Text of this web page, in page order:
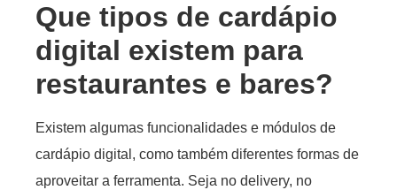
Que tipos de cardápio
digital existem para
restaurantes e bares?
Existem algumas funcionalidades e módulos de
cardápio digital, como também diferentes formas de
aproveitar a ferramenta. Seja no delivery, no